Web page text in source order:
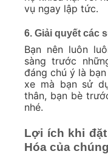
vụ ngay lập tức.
6. Giải quyết các
Bạn nên luôn
sàng trước
đáng chú ý là
xe mà bạn sử
thân, bạn bè
nhé.
Lợi ích khi
Hóa của